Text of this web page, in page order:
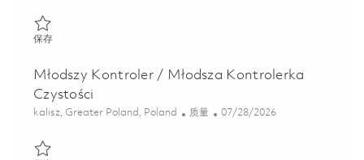
保存保存 Młodszy Kontroler Jakości / Młodsza Kontrolerka Jakości
Młodszy Kontroler / Młodsza Kontrolerka
Czystości
位置
kalisz, Greater Poland, Poland 类别
质量 Posted Date
07/28/2026